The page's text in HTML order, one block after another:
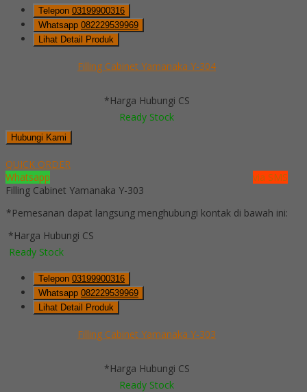
Telepon 03199900316
Whatsapp 082229539969
Lihat Detail Produk
Filling Cabinet Yamanaka Y-304
*Harga Hubungi CS
Ready Stock
Hubungi Kami
QUICK ORDER
Whatsapp
via SMS
Filling Cabinet Yamanaka Y-303
*Pemesanan dapat langsung menghubungi kontak di bawah ini:
*Harga Hubungi CS
Ready Stock
Telepon 03199900316
Whatsapp 082229539969
Lihat Detail Produk
Filling Cabinet Yamanaka Y-303
*Harga Hubungi CS
Ready Stock